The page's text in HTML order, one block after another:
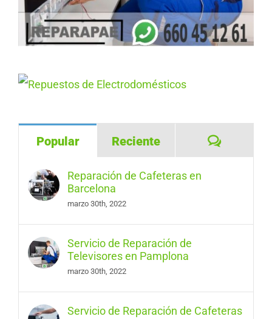
Popular Reciente
Reparación de Cafeteras en
Barcelona
marzo 30th, 2022
Servicio de Reparación de
Televisores en Pamplona
marzo 30th, 2022
Servicio de Reparación de Cafeteras